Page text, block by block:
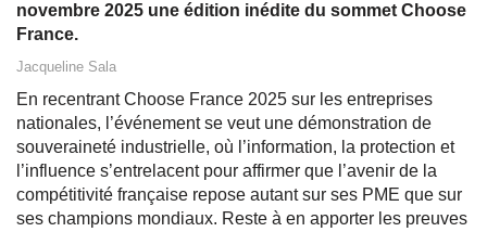
novembre 2025 une édition inédite du sommet Choose
France.
Jacqueline Sala
En recentrant Choose France 2025 sur les entreprises
nationales, l’événement se veut une démonstration de
souveraineté industrielle, où l’information, la protection et
l’influence s’entrelacent pour affirmer que l’avenir de la
compétitivité française repose autant sur ses PME que sur
ses champions mondiaux. Reste à en apporter les preuves